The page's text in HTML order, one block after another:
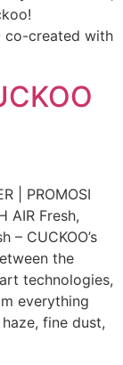
co-created with
| PROMOSI
AIR Fresh,
– CUCKOO’s
the
technologies,
everything
fine dust,